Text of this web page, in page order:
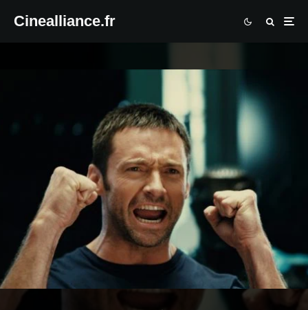
Cinealliance.fr